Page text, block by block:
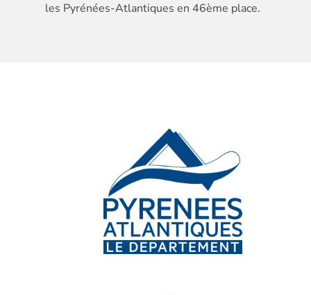
les Pyrénées-Atlantiques en 46ème place.